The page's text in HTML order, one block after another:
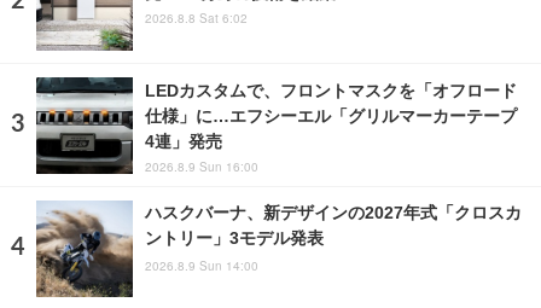
2026.8.8 Sat 6:02
LEDカスタムで、フロントマスクを「オフロード
仕様」に…エフシーエル「グリルマーカーテープ
4連」発売
2026.8.9 Sun 16:00
ハスクバーナ、新デザインの2027年式「クロスカ
ントリー」3モデル発表
2026.8.9 Sun 14:00